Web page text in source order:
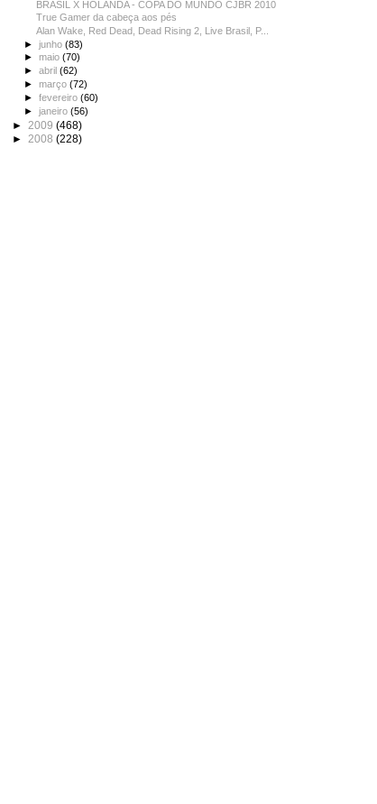
BRASIL X HOLANDA - COPA DO MUNDO CJBR 2010
True Gamer da cabeça aos pés
Alan Wake, Red Dead, Dead Rising 2, Live Brasil, P...
►junho(83)
►maio(70)
►abril(62)
►março(72)
►fevereiro(60)
►janeiro(56)
► 2009 (468)
► 2008 (228)